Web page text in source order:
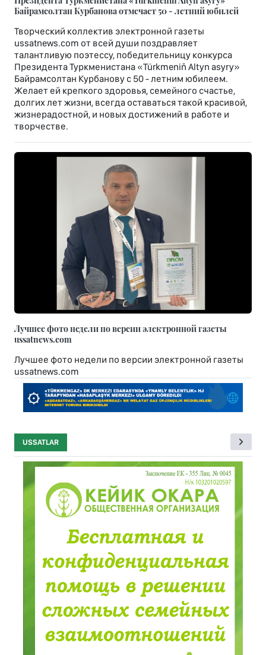
Байрамсолтан Курбанова отмечает 50 - летний юбилей
Творческий коллектив электронной газеты
ussatnews.com от всей души поздравляет
талантливую поэтессу, победительницу конкурса
Президента Туркменистана «Türkmeniň Altyn asyry»
Байрамсолтан Курбанову с 50 - летним юбилеем.
Желает ей крепкого здоровья, семейного счастье,
долгих лет жизни, всегда оставаться такой красивой,
жизнерадостной, и новых достижений в работе и
творчестве.
Лучшее фото недели по версии электронной газеты
ussatnews.com
Лучшее фото недели по версии электронной газеты
ussatnews.com
USSATLAR